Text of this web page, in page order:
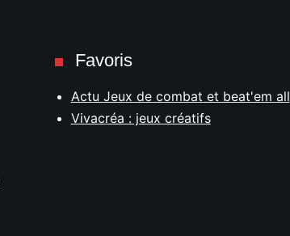
Favoris
Actu Jeux de combat et beat'em all
Vivacréa : jeux créatifs